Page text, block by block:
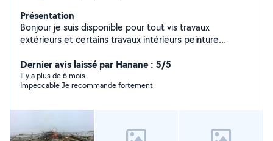
Présentation
Bonjour je suis disponible pour tout vis travaux
extérieurs et certains travaux intérieurs peinture
Dernier avis laissé par Hanane : 5/5
Il y a plus de 6 mois
Impeccable Je recommande fortement